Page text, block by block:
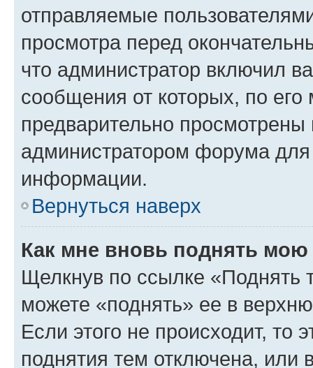
отправляемые
просмотра перед
что администратор включил
сообщения от которых, по
предварительно
администратором форума
информации.
Вернуться наверх
Как мне вновь поднять мою
Щелкнув по ссылке «Поднять
можете «поднять» ее в
Если этого не происходит, то
поднятия тем отключена, или